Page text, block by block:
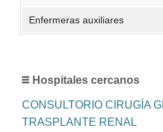
Enfermeras auxiliares
Hospitales cercanos
CONSULTORIO CIRUGÍA
TRASPLANTE RENAL